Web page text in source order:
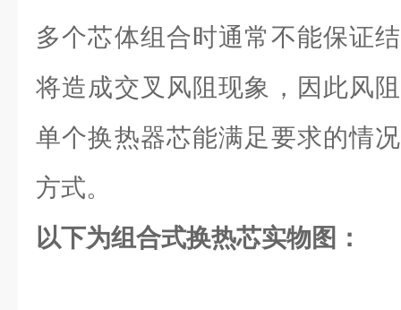
多个芯体组合时通常不能保证
将造成交叉风阻现象，因此风
单个换热器芯能满足要求的情
方式。
以下为组合式换热芯实物图：